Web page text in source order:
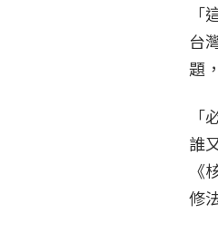
台
題
誰
《
修